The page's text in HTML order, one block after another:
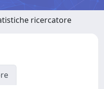
ricercatore